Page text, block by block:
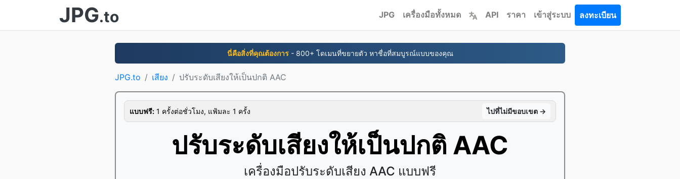
JPG.to JPG เครื่องมือทั้งหมด API ราคา เข้าสู่ระบบ ลงทะเบียน
นี่คือสิ่งที่คุณต้องการ- 800+ โดเมนที่ขยายตัว หาชื่อที่สมบูรณ์แบบของคุณ
JPG.to เสียง ปรับระดับเสียงให้เป็นปกติ AAC
แบบฟรี: 1 ครั้งต่อชั่วโมง, แฟ้มละ 1 ครั้ง ไปที่ไม่มีขอบเขต →
ปรับระดับเสียงให้เป็นปกติ AAC
เครื่องมือปรับระดับเสียง AAC แบบฟรี